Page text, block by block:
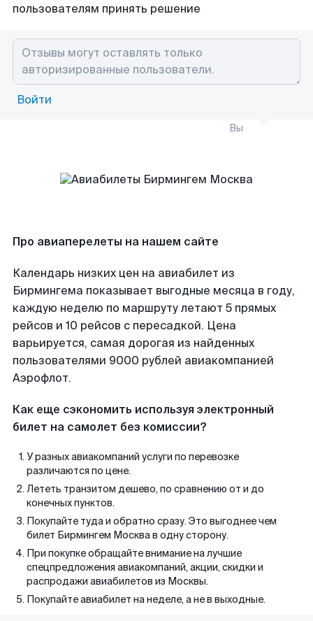
пользователям принять решение
Войти
Вы
Про авиаперелеты на нашем сайте
Календарь низких цен на авиабилет из
Бирмингема показывает выгодные месяца в году,
каждую неделю по маршруту летают 5 прямых
рейсов и 10 рейсов с пересадкой. Цена
варьируется, самая дорогая из найденных
пользователями 9000 рублей авиакомпанией
Аэрофлот.
Как еще сэкономить используя электронный
билет на самолет без комиссии?
У разных авиакомпаний услуги по перевозке
различаются по цене.
Лететь транзитом дешево, по сравнению от и до
конечных пунктов.
Покупайте туда и обратно сразу. Это выгоднее чем
билет Бирмингем Москва в одну сторону.
При покупке обращайте внимание на лучшие
спецпредложения авиакомпаний, акции, скидки и
распродажи авиабилетов из Москвы.
Покупайте авиабилет на неделе, а не в выходные.